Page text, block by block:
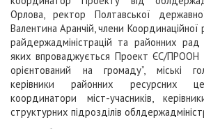
Орлова, ректор Полтавської
Валентина Аранчій, члени
райдержадміністрацій та районних
яких впроваджується Проект ЄС/ПРООН
орієнтований на громаду”, міські
керівники районних ресурсних
координатори міст-учасників,
структурних підрозділів